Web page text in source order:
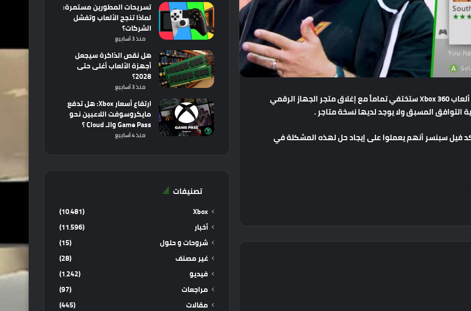
ألعاب60 ستختفيتماماًمعإغلاقمتجرالجهازالرقمي
التوافقالمسبقولايوجدلديهانسخةمتاجر.
فيلسبنسرأنهميعملواعلىإيجادحللهذهالمشكلةفي
تسريحات المطورين مستمرة:
لماذا تنجح الألعاب وتفشل
الشركات؟
منذ 3 أسابيع
هل نقص الذاكرة سيجعل
أجهزة الألعاب أغلى حتى
2028؟
منذ 3 أسابيع
ارتفاع أسعار Xbox: هل تدفع
مايكروسوفت اللاعبين نحو
Game Pass والـ Cloud ؟
منذ 4 أسابيع
تصنيفات
Xbox
(10٬481)
أخبار
(11٬596)
شروحات و حلول
(15)
غير مصنف
(28)
فيديو
(1٬242)
مراجعات
(97)
مقالات
(445)